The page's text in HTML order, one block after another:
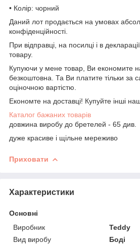
• Колір: чорний
Даний лот продається на умовах
конфіденційності.
При відправці, на посилці і в
товару.
Купуючи у мене товар, Ви економите
безкоштовна. Та Ви платите тільки за
оціночною вартістю.
Економте на доставці! Купуйте інші
Каталог бажаних товарів
довжина виробу до бретелей - 65 див.
дуже красиве і щільне мереживо
Приховати
Характеристики
Основні
Виробник
Teddy
Вид виробу
Боді